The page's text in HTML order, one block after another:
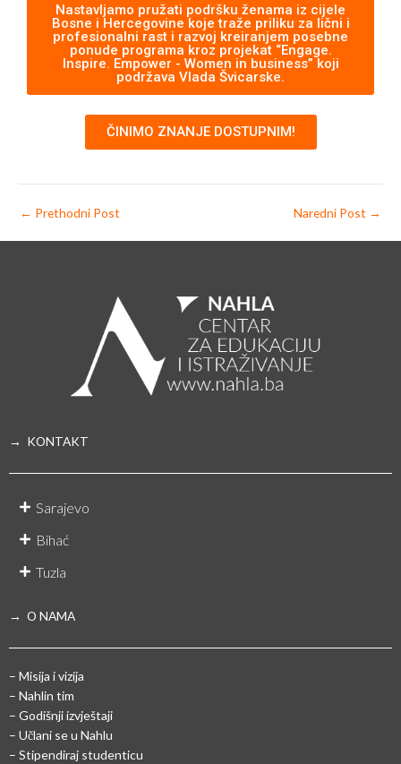
Nastavljamo pružati podršku ženama iz cijele
Bosne i Hercegovine koje traže priliku za lični i
profesionalni rast i razvoj kreiranjem posebne
ponude programa kroz projekat “Engage.
Inspire. Empower - Women in business” koji
podržava Vlada Švicarske.
ČINIMO ZNANJE DOSTUPNIM!
← Prethodni Post Naredni Post →
→ KONTAKT
Sarajevo
Bihać
Tuzla
→ O NAMA
– Misija i vizija
– Nahlin tim
– Godišnji izvještaji
– Učlani se u Nahlu
– Stipendiraj studenticu